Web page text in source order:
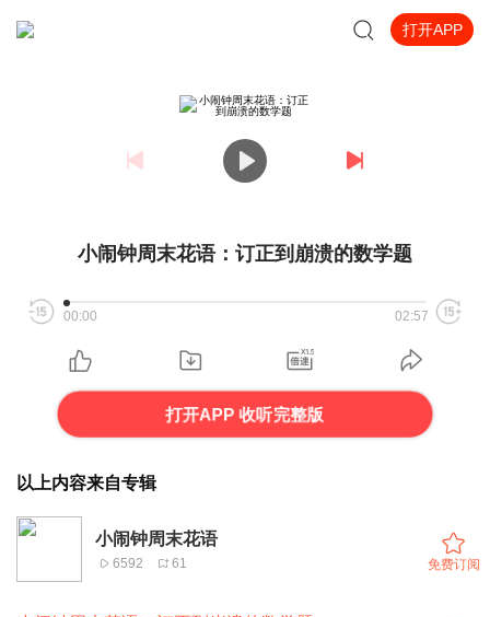
打开APP
小闹钟周末花语：订正到崩溃的数学题
00:00 02:57
打开APP 收听完整版
以上内容来自专辑
小闹钟周末花语
6592 61 免费订阅